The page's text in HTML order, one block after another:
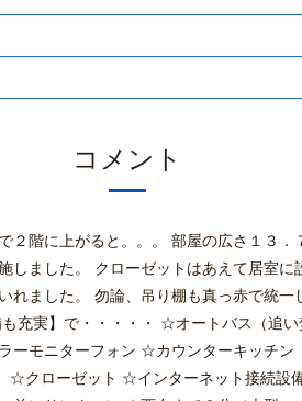
コメント
２階に上がると。。。 部屋の広さ１３
しました。 クローゼットはあえて居室
れました。 勿論、吊り棚も真っ赤で統
も充実】で・・・・・ ☆オートバス
モニターフォン ☆カウンターキッ
ローゼット ☆インターネット接